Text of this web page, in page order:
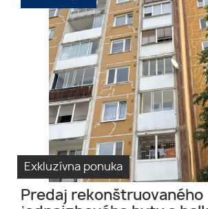
Exkluzívna ponuka
Predaj rekonštruovaného